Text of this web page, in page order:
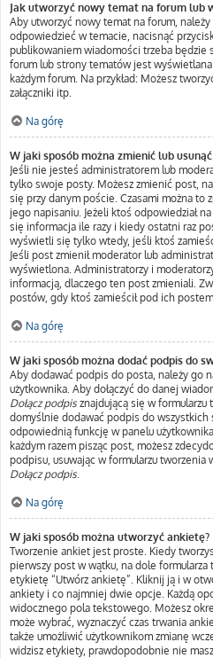
Jak utworzyć nowy temat na forum lub
Aby utworzyć nowy temat na forum,
odpowiedzieć w temacie, nacisnąć
publikowaniem wiadomości trzeba będzie
forum lub strony tematów jest
każdym forum. Na przykład: Możesz
załączniki itp.
Na górę
W jaki sposób można zmienić lub
Jeśli nie jesteś administratorem lub
tylko swoje posty. Możesz zmienić post,
się przy danym poście. Czasami można to
jego napisaniu. Jeżeli ktoś odpowiedział
się informacja ile razy i kiedy ostatni raz
wyświetli się tylko wtedy, jeśli ktoś
Jeśli post zmienił moderator lub
wyświetlona. Administratorzy i
informacją, dlaczego ten post zmieniali.
postów, gdy ktoś zamieścił pod ich
Na górę
W jaki sposób można dodać podpis do
Aby dodawać podpis do posta, należy go
użytkownika. Aby dołączyć do danej
Dołącz podpis znajdującą się w
domyślnie dodawać podpis do wszystkich
odpowiednią funkcję w panelu
każdym razem pisząc post, możesz
podpisu, usuwając w formularzu tworzenia
Dołącz podpis.
Na górę
W jaki sposób można utworzyć ankietę?
Tworzenie ankiet jest proste. Kiedy
pierwszy post w wątku, na dole
etykietę “Utwórz ankietę”. Kliknij ją i w
ankiety i co najmniej dwie opcje. Każdą
widocznego pola tekstowego. Możesz
może wybrać, wyznaczyć czas trwania
także umożliwić użytkownikom zmianę
widzisz etykiety, prawdopodobnie nie